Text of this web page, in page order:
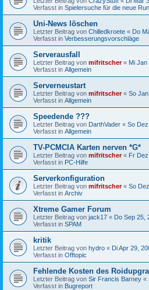
Verfasst in Spielersuche für die neue
Uni-News löschen
Letzter Beitrag von Chilledkroete « Do
Verfasst in Verbesserungsvorschläge
Serverausfall
Letzter Beitrag von mifritscher« Mi Jan
Verfasst in Allgemein
Serverneustart
Letzter Beitrag von mifritscher« So
Verfasst in Allgemein
Speedende ???
Letzter Beitrag von DarthVader « So
Verfasst in Allgemein
TV-PCMCIA Karten nerven *G*
Letzter Beitrag von mifritscher« Fr
Verfasst in PC-Hilfe
Serverkonfiguration
Letzter Beitrag von mifritscher« So
Verfasst in Archiv
Xtreme Gamer Forum
Letzter Beitrag von jack17 « Do Sep 25,
Verfasst in SPAM
kritik
Letzter Beitrag von hydro « Di Apr 29,
Verfasst in Offtopic
Fehlende Kosten des
Letzter Beitrag von Sir Francis Barney «
Verfasst in Bugreport